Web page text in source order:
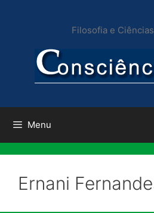
conteúdo
Filosofia e
Menu
Ernani